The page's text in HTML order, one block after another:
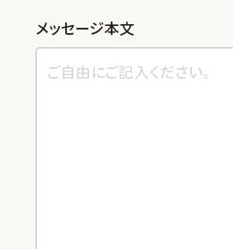
メッセージ本⽂